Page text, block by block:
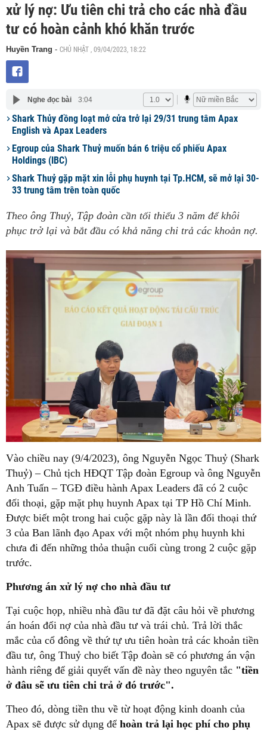
xử lý nợ: Ưu tiên chi trả cho các nhà đầu
tư có hoàn cảnh khó khăn trước
Huyền Trang - CHỦ NHẬT , 09/04/2023, 18:22
Nghe đọc bài 3:04
Shark Thủy đồng loạt mở cửa trở lại 29/31 trung tâm Apax
English và Apax Leaders
Egroup của Shark Thuỷ muốn bán 6 triệu cổ phiếu Apax
Holdings (IBC)
Shark Thuỷ gặp mặt xin lỗi phụ huynh tại Tp.HCM, sẽ mở lại 30-
33 trung tâm trên toàn quốc
Theo ông Thuỷ, Tập đoàn cần tối thiểu 3 năm để khôi
phục trở lại và bắt đầu có khả năng chi trả các khoản nợ.
Vào chiều nay (9/4/2023), ông Nguyễn Ngọc Thuỷ (Shark
Thuỷ) – Chủ tịch HĐQT Tập đoàn Egroup và ông Nguyễn
Anh Tuấn – TGĐ điều hành Apax Leaders đã có 2 cuộc
đối thoại, gặp mặt phụ huynh Apax tại TP Hồ Chí Minh.
Được biết một trong hai cuộc gặp này là lần đối thoại thứ
3 của Ban lãnh đạo Apax với một nhóm phụ huynh khi
chưa đi đến những thỏa thuận cuối cùng trong 2 cuộc gặp
trước.
Phương án xử lý nợ cho nhà đầu tư
Tại cuộc họp, nhiều nhà đầu tư đã đặt câu hỏi về phương
án hoán đổi nợ của nhà đầu tư và trái chủ. Trả lời thắc
mắc của cổ đông về thứ tự ưu tiên hoàn trả các khoản tiền
đầu tư, ông Thuỷ cho biết Tập đoàn sẽ có phương án vận
hành riêng để giải quyết vấn đề này theo nguyên tắc "tiền
ở đâu sẽ ưu tiên chi trả ở đó trước".
Theo đó, dòng tiền thu về từ hoạt động kinh doanh của
Apax sẽ được sử dụng để hoàn trả lại học phí cho phụ